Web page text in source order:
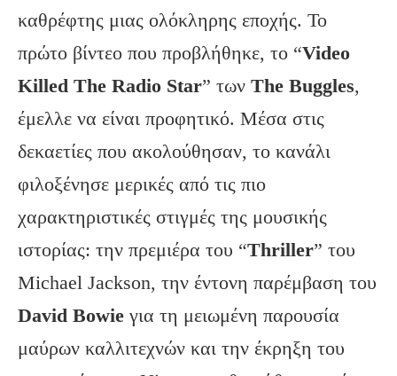
καθρέφτης μιας ολόκληρης εποχής. Το
πρώτο βίντεο που προβλήθηκε, το “Video
Killed The Radio Star” των The Buggles,
έμελλε να είναι προφητικό. Μέσα στις
δεκαετίες που ακολούθησαν, το κανάλι
φιλοξένησε μερικές από τις πιο
χαρακτηριστικές στιγμές της μουσικής
ιστορίας: την πρεμιέρα του “Thriller” του
Michael Jackson, την έντονη παρέμβαση του
David Bowie για τη μειωμένη παρουσία
μαύρων καλλιτεχνών και την έκρηξη του